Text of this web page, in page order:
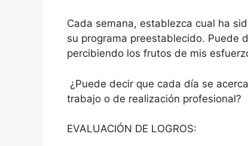
Cada semana, establezca cual ha
su programa preestablecido. Puede
percibiendo los frutos de mis
¿Puede decir que cada día se
trabajo o de realización profesional?
EVALUACIÓN DE LOGROS: